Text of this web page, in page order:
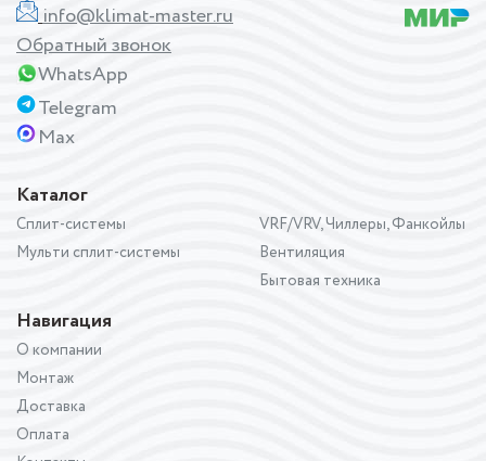
Каталог
Сплит-системы
Мульти сплит-системы
VRF/VRV, Чиллеры, Фанкойлы
Вентиляция
Бытовая техника
Навигация
О компании
Монтаж
Доставка
Оплата
info@klimat-master.ru
Обратный звонок
WhatsApp
Telegram
Max